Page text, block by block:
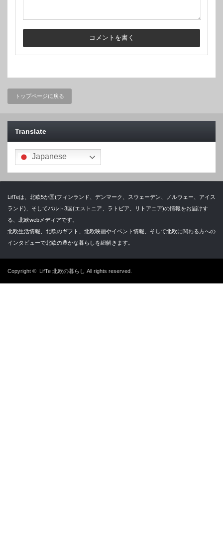
トップページに戻る
Translate
Japanese
LifTeは、北欧5か国(フィンランド、デンマーク、スウェーデン、ノルウェー、アイス
ランド)、そしてバルト3国(エストニア、ラトビア、リトアニア)の情報をお届けす
る、北欧webメディアです。
北欧生活情報、北欧のギフト、北欧映画やイベント情報、そして北欧に関わる方への
インタビューで北欧の豊かな暮らしを紐解きます。
Copyright © LifTe 北欧の暮らし All rights reserved.